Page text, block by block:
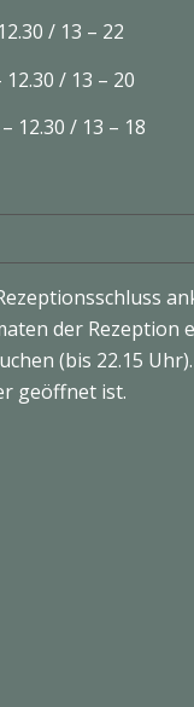
/ 13 – 22
/ 13 – 20
12.30 / 13 – 18
der Rezeption
(bis 22.15
geöffnet ist.